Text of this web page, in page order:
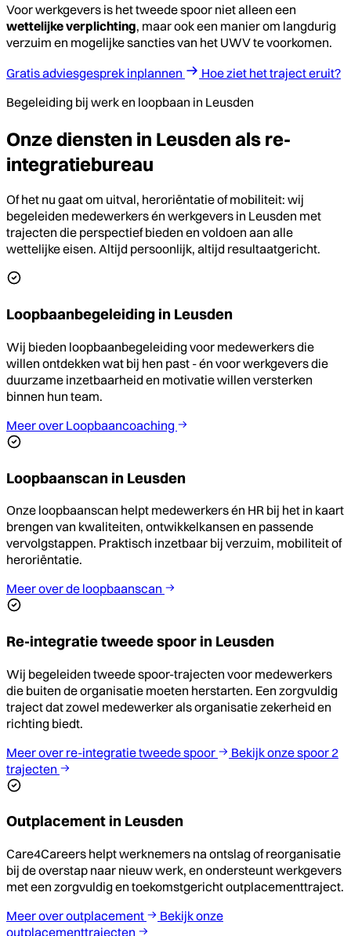
Voor werkgevers is het tweede spoor niet alleen een
wettelijke verplichting, maar ook een manier om langdurig
verzuim en mogelijke sancties van het UWV te voorkomen.
Gratis adviesgesprek inplannen
Hoe ziet het traject eruit?
Begeleiding bij werk en loopbaan in Leusden
Onze diensten in Leusden als re-
integratiebureau
Of het nu gaat om uitval, heroriëntatie of mobiliteit: wij
begeleiden medewerkers én werkgevers in Leusden met
trajecten die perspectief bieden en voldoen aan alle
wettelijke eisen. Altijd persoonlijk, altijd resultaatgericht.
Loopbaanbegeleiding in Leusden
Wij bieden loopbaanbegeleiding voor medewerkers die
willen ontdekken wat bij hen past - én voor werkgevers die
duurzame inzetbaarheid en motivatie willen versterken
binnen hun team.
Meer over Loopbaancoaching
Loopbaanscan in Leusden
Onze loopbaanscan helpt medewerkers én HR bij het in kaart
brengen van kwaliteiten, ontwikkelkansen en passende
vervolgstappen. Praktisch inzetbaar bij verzuim, mobiliteit of
heroriëntatie.
Meer over de loopbaanscan
Re-integratie tweede spoor in Leusden
Wij begeleiden tweede spoor-trajecten voor medewerkers
die buiten de organisatie moeten herstarten. Een zorgvuldig
traject dat zowel medewerker als organisatie zekerheid en
richting biedt.
Meer over re-integratie tweede spoor
Bekijk onze spoor 2
trajecten
Outplacement in Leusden
Care4Careers helpt werknemers na ontslag of reorganisatie
bij de overstap naar nieuw werk, en ondersteunt werkgevers
met een zorgvuldig en toekomstgericht outplacementtraject.
Meer over outplacement
Bekijk onze
outplacementtrajecten